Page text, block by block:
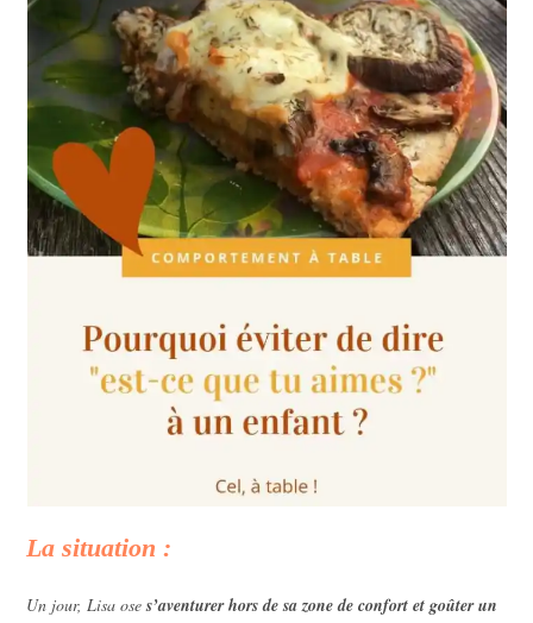
La situation :
Un jour, Lisa oses’aventurer hors de sa zone de confort et goûter un